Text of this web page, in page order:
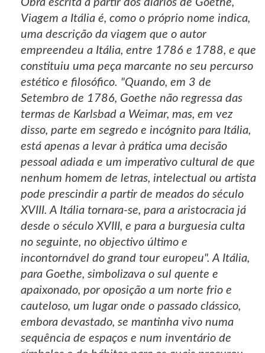
Viagem a Itália é, como o próprio nome indica,
uma descrição da viagem que o autor
empreendeu a Itália, entre 1786 e 1788, e que
constituiu uma peça marcante no seu percurso
estético e filosófico. "Quando, em 3 de
Setembro de 1786, Goethe não regressa das
termas de Karlsbad a Weimar, mas, em vez
disso, parte em segredo e incógnito para Itália,
está apenas a levar à prática uma decisão
pessoal adiada e um imperativo cultural de que
nenhum homem de letras, intelectual ou artista
pode prescindir a partir de meados do século
XVIII. A Itália tornara-se, para a aristocracia já
desde o século XVIII, e para a burguesia culta
no seguinte, no objectivo último e
incontornável do grand tour europeu". A Itália,
para Goethe, simbolizava o sul quente e
apaixonado, por oposição a um norte frio e
cauteloso, um lugar onde o passado clássico,
embora devastado, se mantinha vivo numa
sequência de espaços e num inventário de